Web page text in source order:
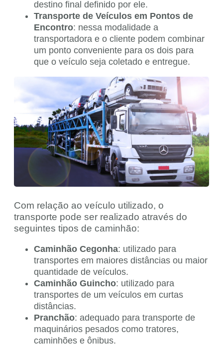
destino final definido por ele.
Transporte de Veículos em Pontos de
Encontro: nessa modalidade a
transportadora e o cliente podem combinar
um ponto conveniente para os dois para
que o veículo seja coletado e entregue.
Com relação ao veículo utilizado, o
transporte pode ser realizado através do
seguintes tipos de caminhão:
Caminhão Cegonha: utilizado para
transportes em maiores distâncias ou maior
quantidade de veículos.
Caminhão Guincho: utilizado para
transportes de um veículos em curtas
distâncias.
Pranchão: adequado para transporte de
maquinários pesados como tratores,
caminhões e ônibus.